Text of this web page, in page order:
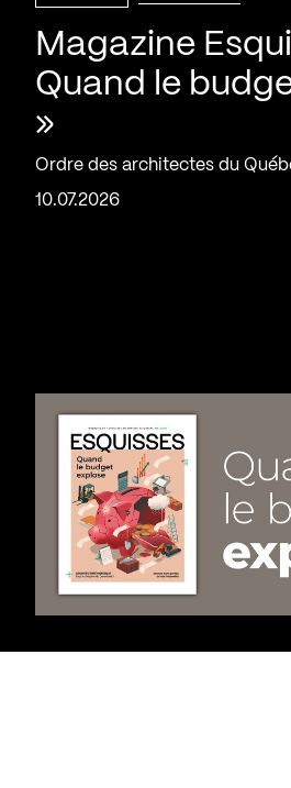
Magazine
Quand le
»
Ordre des architectes du
10.07.2026